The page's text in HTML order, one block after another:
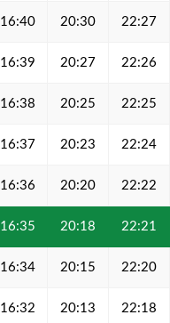
16:40 20:30 22:27
16:39 20:27 22:26
16:38 20:25 22:25
16:37 20:23 22:24
16:36 20:20 22:22
16:35 20:18 22:21
16:34 20:15 22:20
16:32 20:13 22:18